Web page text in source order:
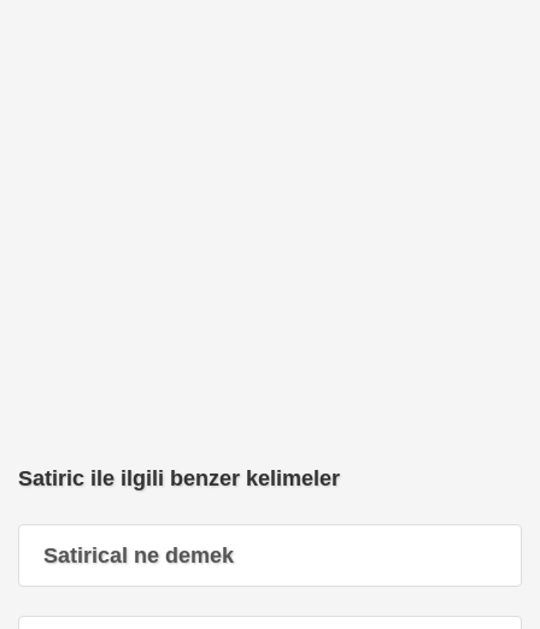
Satiric ile ilgili benzer kelimeler
Satirical ne demek